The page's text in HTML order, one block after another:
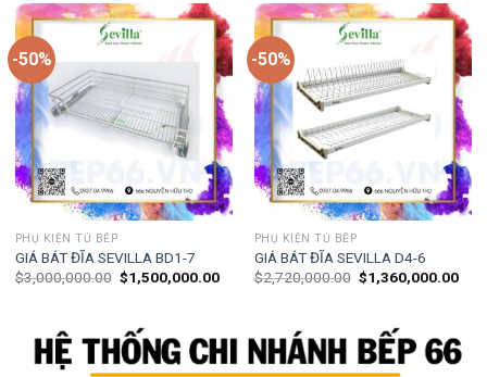
-50%
PHỤ KIỆN TỦ BẾP
GIÁ BÁT ĐĨA SEVILLA BD1-7
$3,000,000.00 $1,500,000.00
-50%
PHỤ KIỆN TỦ BẾP
GIÁ BÁT ĐĨA SEVILLA D4-6
$2,720,000.00 $1,360,000.00